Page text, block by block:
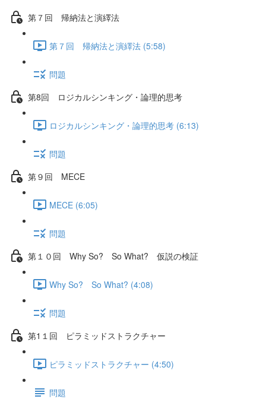
第７回 帰納法と演繹法
第７回 帰納法と演繹法 (5:58)
問題
第8回 ロジカルシンキング・論理的思考
ロジカルシンキング・論理的思考 (6:13)
問題
第９回 MECE
MECE (6:05)
問題
第１０回 Why So? So What? 仮説の検証
Why So? So What? (4:08)
問題
第1１回 ピラミッドストラクチャー
ピラミッドストラクチャー (4:50)
問題